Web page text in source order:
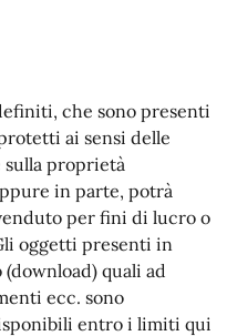
che sono presenti
ai sensi delle
proprietà
in parte, potrà
per fini di lucro o
oggetti presenti in
quali ad
ecc. sono
entro i limiti qui